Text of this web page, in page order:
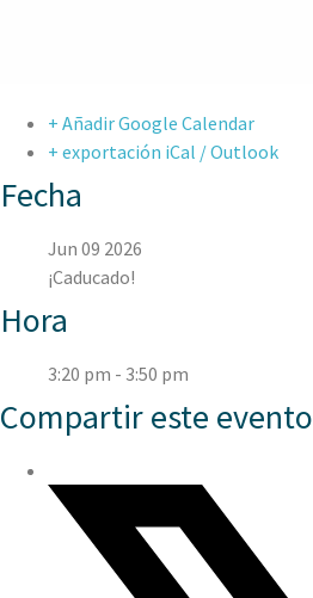
+ Añadir Google Calendar
+ exportación iCal / Outlook
Fecha
Jun 09 2026
¡Caducado!
Hora
3:20 pm - 3:50 pm
Compartir este evento